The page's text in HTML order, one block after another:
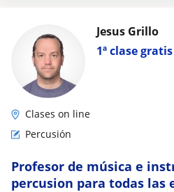
1ª clase gratis
Jesus Grillo
Clases on line
Percusión
Profesor de música e
percusion para todas las